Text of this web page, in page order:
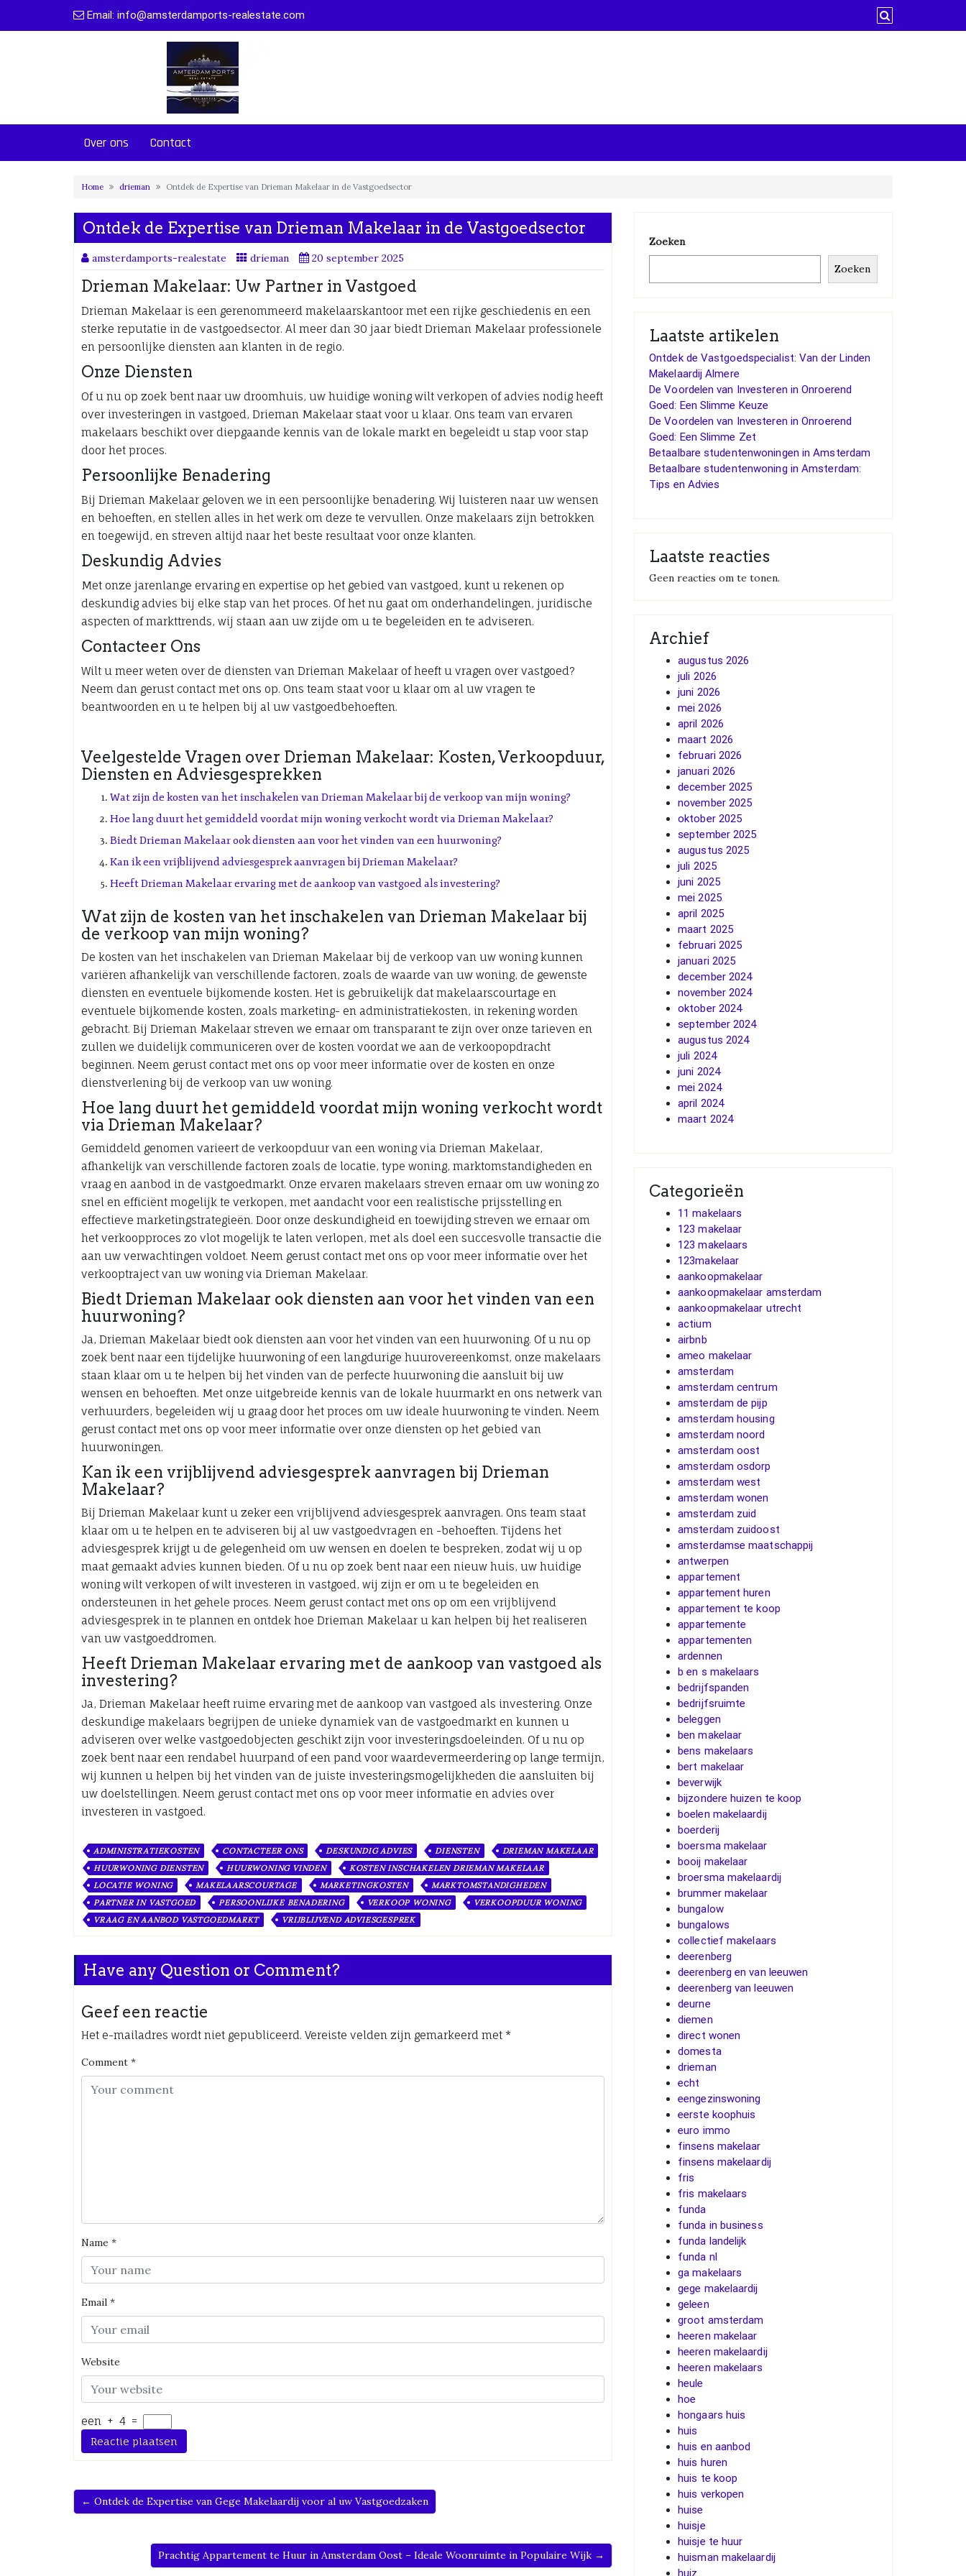
Email: info@amsterdamports-realestate.com
Over ons Contact
Home drieman Ontdek de Expertise van Drieman Makelaar in de Vastgoedsector
Ontdek de Expertise van Drieman Makelaar in de Vastgoedsector
amsterdamports-realestate drieman 20 september 2025
Drieman Makelaar: Uw Partner in Vastgoed
Drieman Makelaar is een gerenommeerd makelaarskantoor met een rijke geschiedenis en een
sterke reputatie in de vastgoedsector. Al meer dan 30 jaar biedt Drieman Makelaar professionele
en persoonlijke diensten aan klanten in de regio.
Onze Diensten
Of u nu op zoek bent naar uw droomhuis, uw huidige woning wilt verkopen of advies nodig heeft
over investeringen in vastgoed, Drieman Makelaar staat voor u klaar. Ons team van ervaren
makelaars beschikt over diepgaande kennis van de lokale markt en begeleidt u stap voor stap
door het proces.
Persoonlijke Benadering
Bij Drieman Makelaar geloven we in een persoonlijke benadering. Wij luisteren naar uw wensen
en behoeften, en stellen alles in het werk om deze te vervullen. Onze makelaars zijn betrokken
en toegewijd, en streven altijd naar het beste resultaat voor onze klanten.
Deskundig Advies
Met onze jarenlange ervaring en expertise op het gebied van vastgoed, kunt u rekenen op
deskundig advies bij elke stap van het proces. Of het nu gaat om onderhandelingen, juridische
aspecten of markttrends, wij staan aan uw zijde om u te begeleiden en te adviseren.
Contacteer Ons
Wilt u meer weten over de diensten van Drieman Makelaar of heeft u vragen over vastgoed?
Neem dan gerust contact met ons op. Ons team staat voor u klaar om al uw vragen te
beantwoorden en u te helpen bij al uw vastgoedbehoeften.
Veelgestelde Vragen over Drieman Makelaar: Kosten, Verkoopduur,
Diensten en Adviesgesprekken
Wat zijn de kosten van het inschakelen van Drieman Makelaar bij de verkoop van mijn woning?
Hoe lang duurt het gemiddeld voordat mijn woning verkocht wordt via Drieman Makelaar?
Biedt Drieman Makelaar ook diensten aan voor het vinden van een huurwoning?
Kan ik een vrijblijvend adviesgesprek aanvragen bij Drieman Makelaar?
Heeft Drieman Makelaar ervaring met de aankoop van vastgoed als investering?
Wat zijn de kosten van het inschakelen van Drieman Makelaar bij
de verkoop van mijn woning?
De kosten van het inschakelen van Drieman Makelaar bij de verkoop van uw woning kunnen
variëren afhankelijk van verschillende factoren, zoals de waarde van uw woning, de gewenste
diensten en eventuele bijkomende kosten. Het is gebruikelijk dat makelaarscourtage en
eventuele bijkomende kosten, zoals marketing- en administratiekosten, in rekening worden
gebracht. Bij Drieman Makelaar streven we ernaar om transparant te zijn over onze tarieven en
zullen we duidelijk communiceren over de kosten voordat we aan de verkoopopdracht
beginnen. Neem gerust contact met ons op voor meer informatie over de kosten en onze
dienstverlening bij de verkoop van uw woning.
Hoe lang duurt het gemiddeld voordat mijn woning verkocht wordt
via Drieman Makelaar?
Gemiddeld genomen varieert de verkoopduur van een woning via Drieman Makelaar,
afhankelijk van verschillende factoren zoals de locatie, type woning, marktomstandigheden en
vraag en aanbod in de vastgoedmarkt. Onze ervaren makelaars streven ernaar om uw woning zo
snel en efficiënt mogelijk te verkopen, met aandacht voor een realistische prijsstelling en
effectieve marketingstrategieën. Door onze deskundigheid en toewijding streven we ernaar om
het verkoopproces zo vlot mogelijk te laten verlopen, met als doel een succesvolle transactie die
aan uw verwachtingen voldoet. Neem gerust contact met ons op voor meer informatie over het
verkooptraject van uw woning via Drieman Makelaar.
Biedt Drieman Makelaar ook diensten aan voor het vinden van een
huurwoning?
Ja, Drieman Makelaar biedt ook diensten aan voor het vinden van een huurwoning. Of u nu op
zoek bent naar een tijdelijke huurwoning of een langdurige huurovereenkomst, onze makelaars
staan klaar om u te helpen bij het vinden van de perfecte huurwoning die aansluit bij uw
wensen en behoeften. Met onze uitgebreide kennis van de lokale huurmarkt en ons netwerk van
verhuurders, begeleiden wij u graag door het proces om uw ideale huurwoning te vinden. Neem
gerust contact met ons op voor meer informatie over onze diensten op het gebied van
huurwoningen.
Kan ik een vrijblijvend adviesgesprek aanvragen bij Drieman
Makelaar?
Bij Drieman Makelaar kunt u zeker een vrijblijvend adviesgesprek aanvragen. Ons team staat
klaar om u te helpen en te adviseren bij al uw vastgoedvragen en -behoeften. Tijdens het
adviesgesprek krijgt u de gelegenheid om uw wensen en doelen te bespreken, zodat wij u op
maat gemaakt advies kunnen bieden. Of u nu op zoek bent naar een nieuw huis, uw huidige
woning wilt verkopen of wilt investeren in vastgoed, wij zijn er om u te begeleiden en
ondersteunen in het gehele proces. Neem gerust contact met ons op om een vrijblijvend
adviesgesprek in te plannen en ontdek hoe Drieman Makelaar u kan helpen bij het realiseren
van uw vastgoeddromen.
Heeft Drieman Makelaar ervaring met de aankoop van vastgoed als
investering?
Ja, Drieman Makelaar heeft ruime ervaring met de aankoop van vastgoed als investering. Onze
deskundige makelaars begrijpen de unieke dynamiek van de vastgoedmarkt en kunnen u
adviseren over welke vastgoedobjecten geschikt zijn voor investeringsdoeleinden. Of u nu op
zoek bent naar een rendabel huurpand of een pand voor waardevermeerdering op lange termijn,
wij kunnen u helpen bij het vinden van de juiste investeringsmogelijkheden die aansluiten bij
uw doelstellingen. Neem gerust contact met ons op voor meer informatie en advies over
investeren in vastgoed.
ADMINISTRATIEKOSTEN CONTACTEER ONS DESKUNDIG ADVIES DIENSTEN
DRIEMAN MAKELAAR
HUURWONING DIENSTEN
HUURWONING VINDEN
KOSTEN INSCHAKELEN DRIEMAN MAKELAAR
LOCATIE WONING
MAKELAARSCOURTAGE MARKETINGKOSTEN
MARKTOMSTANDIGHEDEN
PARTNER IN VASTGOED
PERSOONLIJKE BENADERING VERKOOP WONING
VERKOOPDUUR WONING
VRAAG EN AANBOD VASTGOEDMARKT
VRIJBLIJVEND ADVIESGESPREK
Have any Question or Comment?
Geef een reactie
Het e-mailadres wordt niet gepubliceerd. Vereiste velden zijn gemarkeerd met *
Comment *
Name *
Email *
Website
een + 4 =
← Ontdek de Expertise van Gege Makelaardij voor al uw Vastgoedzaken
Prachtig Appartement te Huur in Amsterdam Oost – Ideale Woonruimte in Populaire Wijk →
Zoeken
Zoeken
Laatste artikelen
Ontdek de Vastgoedspecialist: Van der Linden
Makelaardij Almere
De Voordelen van Investeren in Onroerend
Goed: Een Slimme Keuze
De Voordelen van Investeren in Onroerend
Goed: Een Slimme Zet
Betaalbare studentenwoningen in Amsterdam
Betaalbare studentenwoning in Amsterdam:
Tips en Advies
Laatste reacties
Geen reacties om te tonen.
Archief
augustus 2026
juli 2026
juni 2026
mei 2026
april 2026
maart 2026
februari 2026
januari 2026
december 2025
november 2025
oktober 2025
september 2025
augustus 2025
juli 2025
juni 2025
mei 2025
april 2025
maart 2025
februari 2025
januari 2025
december 2024
november 2024
oktober 2024
september 2024
augustus 2024
juli 2024
juni 2024
mei 2024
april 2024
maart 2024
Categorieën
11 makelaars
123 makelaar
123 makelaars
123makelaar
aankoopmakelaar
aankoopmakelaar amsterdam
aankoopmakelaar utrecht
actium
airbnb
ameo makelaar
amsterdam
amsterdam centrum
amsterdam de pijp
amsterdam housing
amsterdam noord
amsterdam oost
amsterdam osdorp
amsterdam west
amsterdam wonen
amsterdam zuid
amsterdam zuidoost
amsterdamse maatschappij
antwerpen
appartement
appartement huren
appartement te koop
appartemente
appartementen
ardennen
b en s makelaars
bedrijfspanden
bedrijfsruimte
beleggen
ben makelaar
bens makelaars
bert makelaar
beverwijk
bijzondere huizen te koop
boelen makelaardij
boerderij
boersma makelaar
booij makelaar
broersma makelaardij
brummer makelaar
bungalow
bungalows
collectief makelaars
deerenberg
deerenberg en van leeuwen
deerenberg van leeuwen
deurne
diemen
direct wonen
domesta
drieman
echt
eengezinswoning
eerste koophuis
euro immo
finsens makelaar
finsens makelaardij
fris
fris makelaars
funda
funda in business
funda landelijk
funda nl
ga makelaars
gege makelaardij
geleen
groot amsterdam
heeren makelaar
heeren makelaardij
heeren makelaars
heule
hoe
hongaars huis
huis
huis en aanbod
huis huren
huis te koop
huis verkopen
huise
huisje
huisje te huur
huisman makelaardij
huiz